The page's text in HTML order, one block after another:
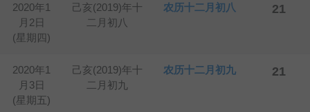
2020年1
月2日
(星期四)
己亥(2019)年十
二月初八
农历十二月初八 21
2020年1
月3日
(星期五)
己亥(2019)年十
二月初九
农历十二月初九 21